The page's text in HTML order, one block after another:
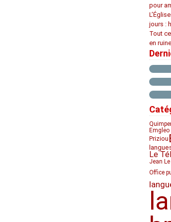
pour
jours :
Tout
en
Emgleo
Priziou
Le
Jean
Office